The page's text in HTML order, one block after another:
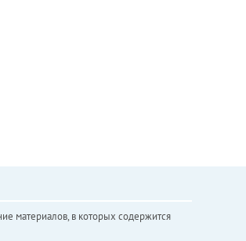
материалов, в которых содержится